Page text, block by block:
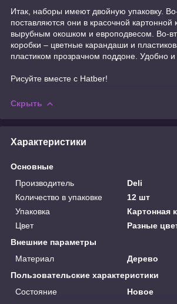
Итак, наборы имеют двойную упаковку.
поставляются они в красочной картонной
вырубным окошком и европодвесом. Во-
коробки – цветные карандаши и
пластиком прозрачном поддоне. Удобно и
Рисуйте вместе с Hatber!
Скрыть
Характеристики
Основные
Производитель
Deli
Количество в упаковке
12 шт
Упаковка
Картонная
Цвет
Разные
Внешние параметры
Материал
Дерево
Пользовательские характеристики
Состояние
Новое